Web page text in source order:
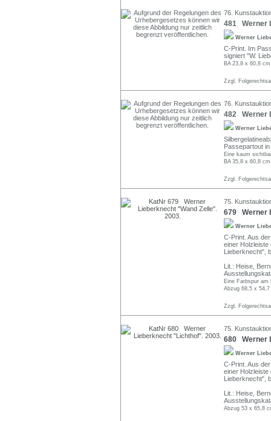
76.
481 Werner
Werner
C-Print. Im
signiert "W.
BA 23,8 x 60,8
Zzgl.
76.
482 Werner
Werner
Passepartout
Eine kaum
BA 35,8 x 60,8
Zzgl.
75.
679 Werner
Werner
C-Print. Aus
einer Holzleiste
Lieberknecht",
Lit.: Heise,
Eine Farbspur
Abzug 68,5 x
Zzgl.
75.
680 Werner
Werner
C-Print. Aus
einer Holzleiste
Lieberknecht",
Lit.: Heise,
Abzug 53 x 65,8